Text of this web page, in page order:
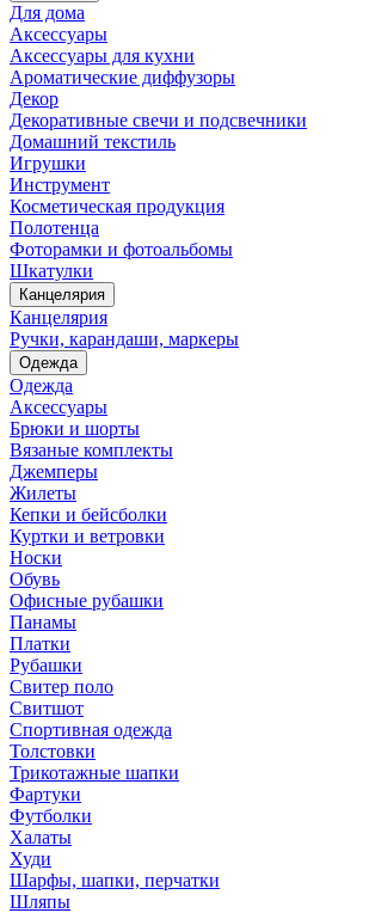
Для дома
Аксессуары
Аксессуары для кухни
Ароматические диффузоры
Декор
Декоративные свечи и подсвечники
Домашний текстиль
Игрушки
Инструмент
Косметическая продукция
Полотенца
Фоторамки и фотоальбомы
Шкатулки
Канцелярия
Канцелярия
Ручки, карандаши, маркеры
Одежда
Одежда
Аксессуары
Брюки и шорты
Вязаные комплекты
Джемперы
Жилеты
Кепки и бейсболки
Куртки и ветровки
Носки
Обувь
Офисные рубашки
Панамы
Платки
Рубашки
Свитер поло
Свитшот
Спортивная одежда
Толстовки
Трикотажные шапки
Фартуки
Футболки
Халаты
Худи
Шарфы, шапки, перчатки
Шляпы